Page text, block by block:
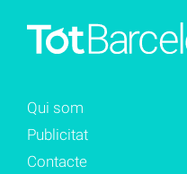
Qui som
Publicitat
Contacte